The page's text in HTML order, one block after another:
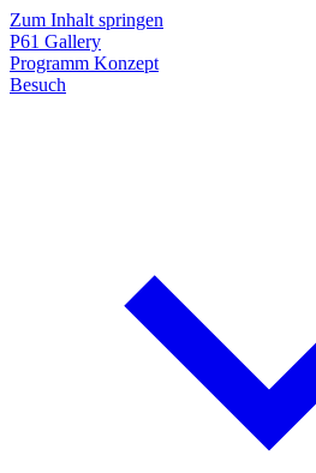
Zum Inhalt springen
P61 Gallery
Programm Konzept
Besuch